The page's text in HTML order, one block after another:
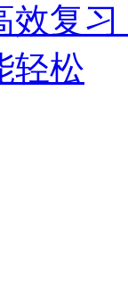
效复
轻松